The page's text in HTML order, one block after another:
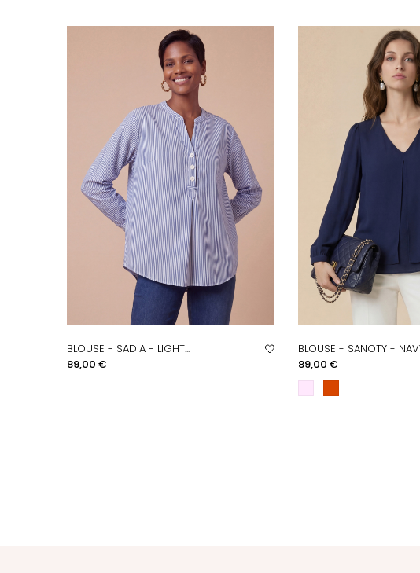
BLOUSE - SADIA - LIGHT...
Prix
89,00 €
BLOUSE - SANOTY -
Prix
89,00 €